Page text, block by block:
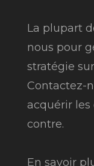
La plupart
nous pour
stratégie
Contactez-
acquérir les
contre.
En savoir